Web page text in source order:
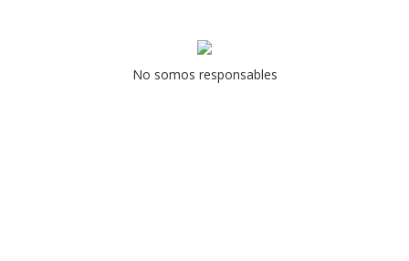
No somos responsables